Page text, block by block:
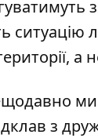
ситуацію
з